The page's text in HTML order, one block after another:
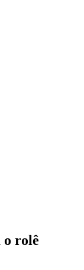
o rolê